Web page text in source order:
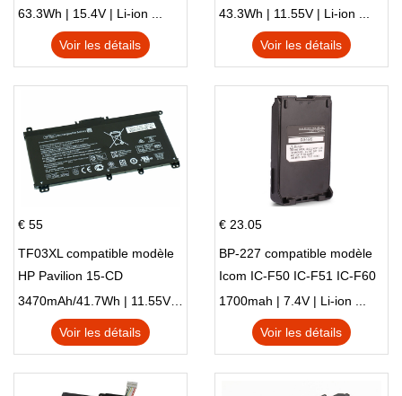
15 Series Pavilion 15 Series
63.3Wh | 15.4V | Li-ion ...
Voir les détails
L83388-AC1 L83388-421
HSTNN-LB8S M01118-421
M01144-005 13-BB 14-DV
43.3Wh | 11.55V | Li-ion ...
Voir les détails
€ 55
TF03XL compatible modèle
HP Pavilion 15-CD
3470mAh/41.7Wh | 11.55V | Li-ion ...
Voir les détails
€ 23.05
BP-227 compatible modèle
Icom IC-F50 IC-F51 IC-F60
IC-F61 IC-M87
1700mah | 7.4V | Li-ion ...
Voir les détails